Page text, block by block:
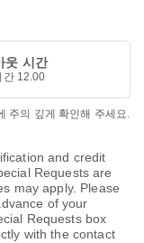
웃 시간
간 12.00
주의 깊게 확인해 주세요.
and credit
Requests are
may apply. Please
of your
Requests box
with the contact